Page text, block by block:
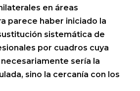
en áreas
parece haber iniciado la
sistemática de
por cuadros cuya
sería la
sino la cercanía con los